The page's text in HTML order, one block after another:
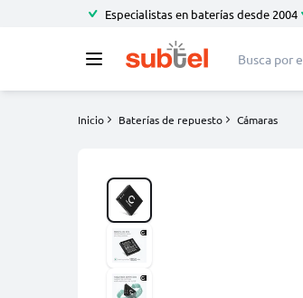
Especialistas en baterías desde 2004
Inicio Baterías de repuesto Cámaras